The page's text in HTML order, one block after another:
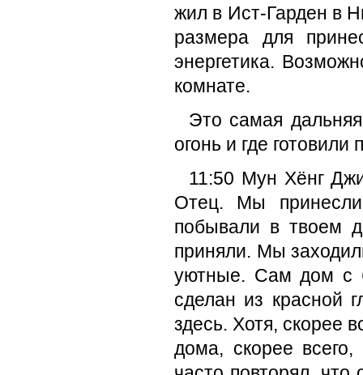
жил в Ист-Гарден в
размера для
энергетика.
комнате.
Это самая
огонь и где готовили
11:50 Мун Хёнг
Отец. Мы
побывали в твоем
приняли. Мы
уютные. Сам дом с
сделан из красной
здесь. Хотя, скорее
дома, скорее